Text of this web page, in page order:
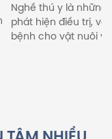
Nghề thú y là
phát hiện điều trị,
bệnh cho vật nuôi